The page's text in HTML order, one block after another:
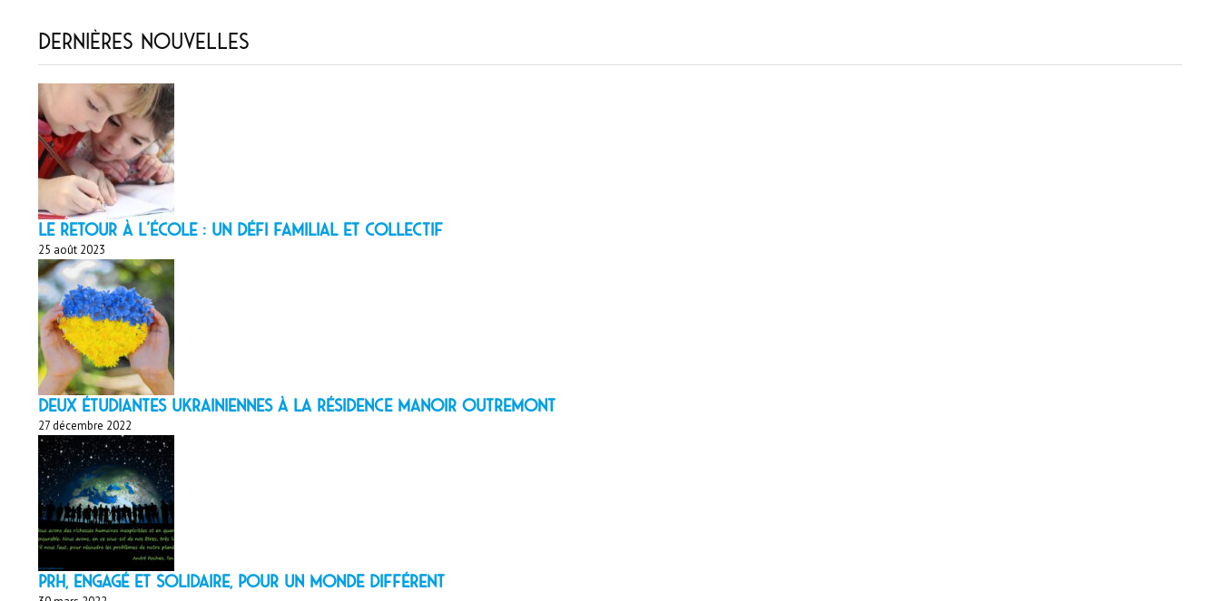
Dernières nouvelles
LE RETOUR À L’ÉCOLE : un défi familial et collectif
25 août 2023
Deux étudiantes ukrainiennes à la résidence Manoir Outremont
27 décembre 2022
PRH, engagé et solidaire, pour un monde différent